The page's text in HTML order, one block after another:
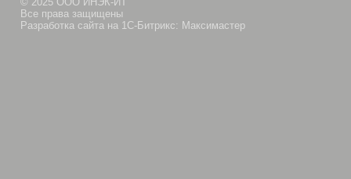
Все права защищены
Разработка сайта на 1С-Битрикс: Максимастер